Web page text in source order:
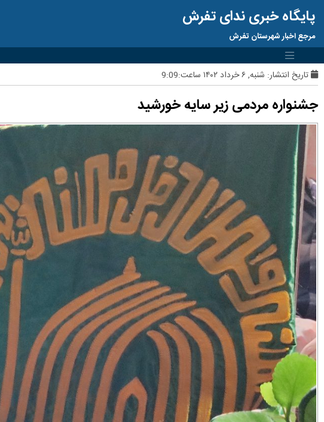
پایگاه خبری ندای تفرش
مرجع اخبار شهرستان تفرش
تاریخ انتشار: شنبه, ۶ خرداد ۱۴۰۲ ساعت:9:09
جشنواره مردمی زیر سایه خورشید